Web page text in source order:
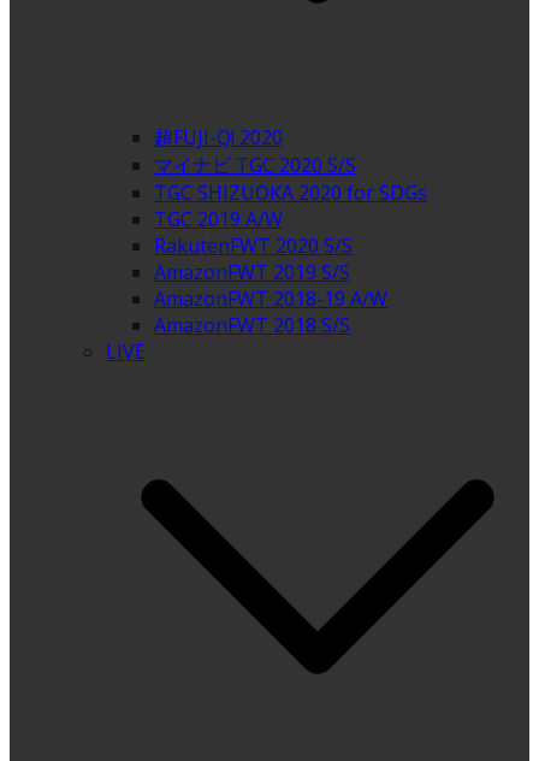
超FUJI-Q! 2020
マイナビ TGC 2020 S/S
TGC SHIZUOKA 2020 for SDGs
TGC 2019 A/W
RakutenFWT 2020 S/S
AmazonFWT 2019 S/S
AmazonFWT 2018-19 A/W
AmazonFWT 2018 S/S
LIVE